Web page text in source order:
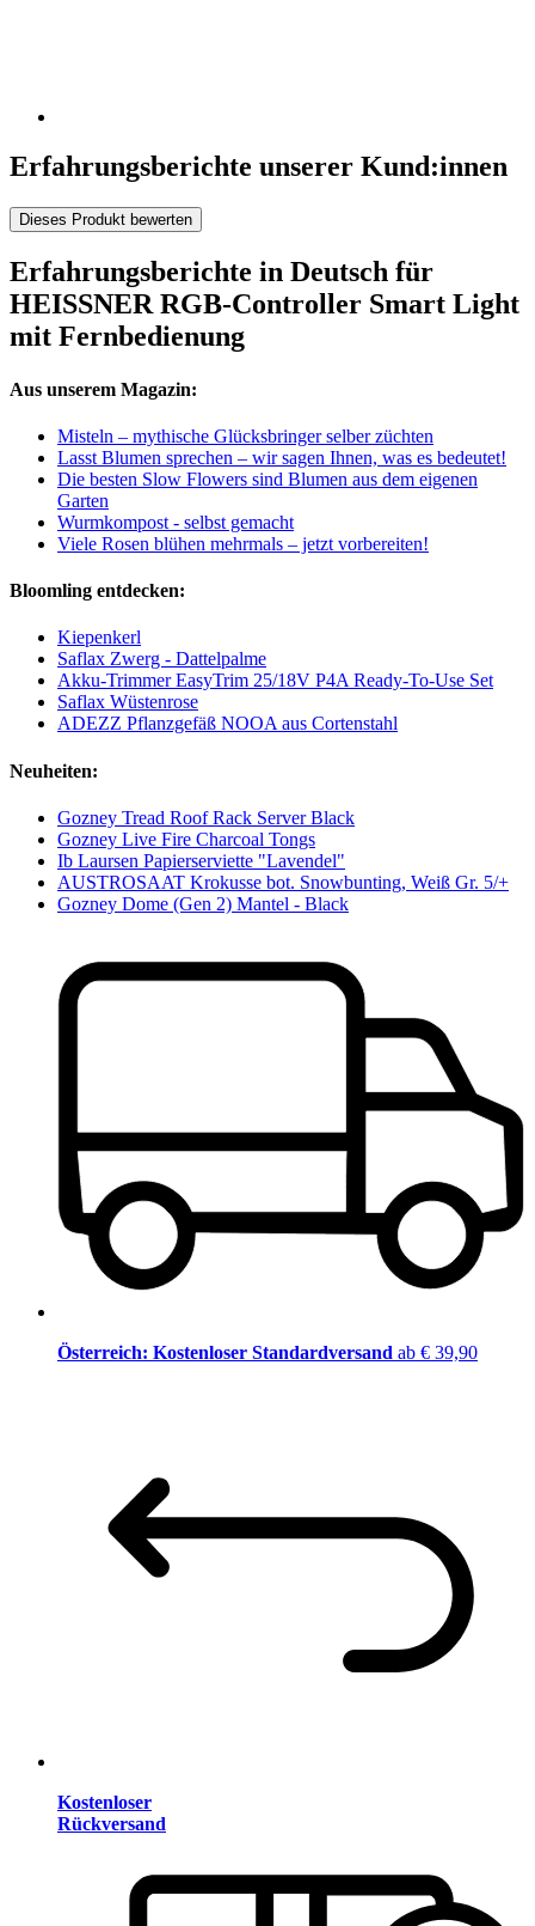
Erfahrungsberichte unserer Kund:innen
Dieses Produkt bewerten
Erfahrungsberichte in Deutsch für
HEISSNER RGB-Controller Smart Light
mit Fernbedienung
Aus unserem Magazin:
Misteln – mythische Glücksbringer selber züchten
Lasst Blumen sprechen – wir sagen Ihnen, was es bedeutet!
Die besten Slow Flowers sind Blumen aus dem eigenen
Garten
Wurmkompost - selbst gemacht
Viele Rosen blühen mehrmals – jetzt vorbereiten!
Bloomling entdecken:
Kiepenkerl
Saflax Zwerg - Dattelpalme
Akku-Trimmer EasyTrim 25/18V P4A Ready-To-Use Set
Saflax Wüstenrose
ADEZZ Pflanzgefäß NOOA aus Cortenstahl
Neuheiten:
Gozney Tread Roof Rack Server Black
Gozney Live Fire Charcoal Tongs
Ib Laursen Papierserviette "Lavendel"
AUSTROSAAT Krokusse bot. Snowbunting, Weiß Gr. 5/+
Gozney Dome (Gen 2) Mantel - Black
Österreich: Kostenloser Standardversand ab € 39,90
Kostenloser
Rückversand